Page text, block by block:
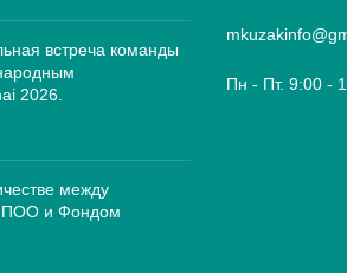
встреча команды
2026.
между
ПОО и Фондом
Пн - Пт. 9:00 -